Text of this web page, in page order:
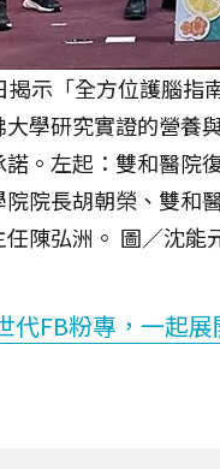
揭示「全方位護腦指
學研究實證的營養
。左起：雙和醫院
院長胡朝榮、雙和
陳弘洲。 圖／沈能
代FB粉專，一起